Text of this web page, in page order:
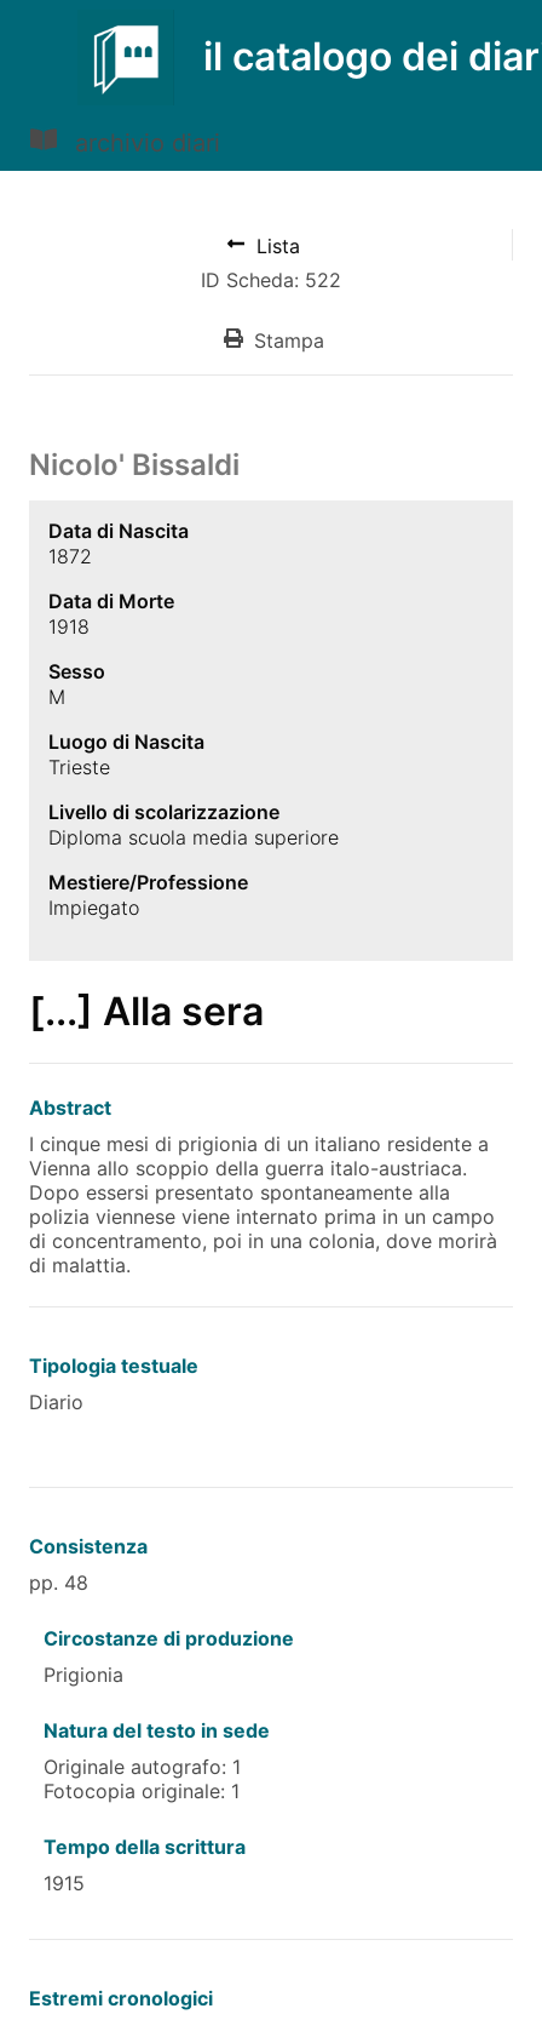
il catalogo dei
archivio diari
Lista
ID Scheda: 522
Stampa
Nicolo' Bissaldi
Data di Nascita
1872
Data di Morte
1918
Sesso
M
Luogo di Nascita
Trieste
Livello di scolarizzazione
Diploma scuola media superiore
Mestiere/Professione
Impiegato
[...] Alla sera
Abstract
I cinque mesi di prigionia di un italiano residente a
Vienna allo scoppio della guerra italo-austriaca.
Dopo essersi presentato spontaneamente alla
polizia viennese viene internato prima in un campo
di concentramento, poi in una colonia, dove morirà
di malattia.
Tipologia testuale
Diario
Consistenza
pp. 48
Circostanze di produzione
Prigionia
Natura del testo in sede
Originale autografo: 1
Fotocopia originale: 1
Tempo della scrittura
1915
Estremi cronologici